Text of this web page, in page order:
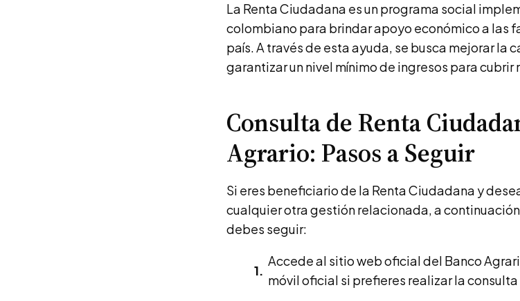
La Renta Ciudadana es un programa social
colombiano para brindar apoyo económico a las
país. A través de esta ayuda, se busca mejorar la
garantizar un nivel mínimo de ingresos para
Consulta de Renta
Agrario: Pasos a Seguir
Si eres beneficiario de la Renta Ciudadana y
cualquier otra gestión relacionada, a
debes seguir:
Accede al sitio web oficial del Banco
móvil oficial si prefieres realizar la